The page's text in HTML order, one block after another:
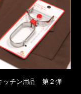
ッチン用品 第２弾